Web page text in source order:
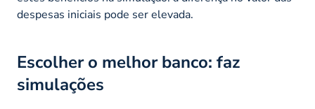
despesas iniciais pode ser elevada.
Escolher o melhor banco: faz
simulações